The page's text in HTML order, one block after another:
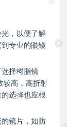
，以便了解
专业的眼镜
择树脂镜
较高，高折射
选择也应根
镜片，如防